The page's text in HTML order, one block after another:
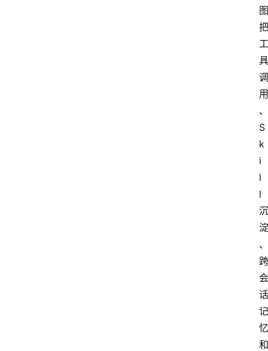
图
把
工
具
调
用
、
S
k
i
l
l
沉
淀
、
跨
会
话
记
忆
和